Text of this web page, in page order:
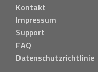
Kontakt
Impressum
Support
FAQ
Datenschutzrichtlinie